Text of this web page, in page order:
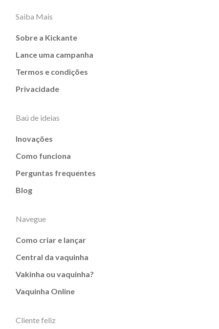
Saiba Mais
Sobre a Kickante
Lance uma campanha
Termos e condições
Privacidade
Baú de ideias
Inovações
Como funciona
Perguntas frequentes
Blog
Navegue
Como criar e lançar
Central da vaquinha
Vakinha ou vaquinha?
Vaquinha Online
Cliente feliz